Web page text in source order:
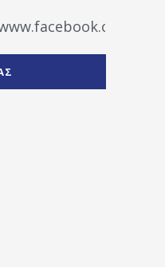
artist="" ]